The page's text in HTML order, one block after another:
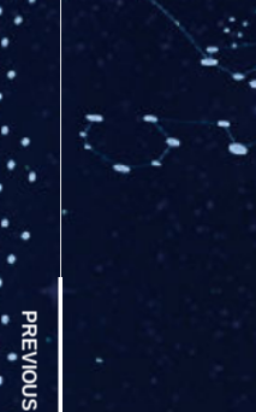
PREVIOUS